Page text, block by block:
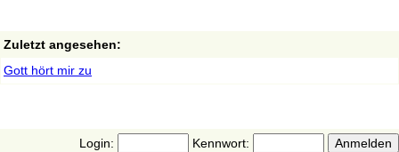
Zuletzt angesehen:
Gott hört mir zu
Login:
Kennwort: